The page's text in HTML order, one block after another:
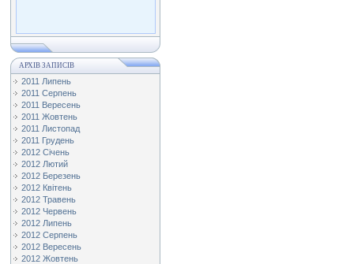
АРХІВ ЗАПИСІВ
2011 Липень
2011 Серпень
2011 Вересень
2011 Жовтень
2011 Листопад
2011 Грудень
2012 Січень
2012 Лютий
2012 Березень
2012 Квітень
2012 Травень
2012 Червень
2012 Липень
2012 Серпень
2012 Вересень
2012 Жовтень